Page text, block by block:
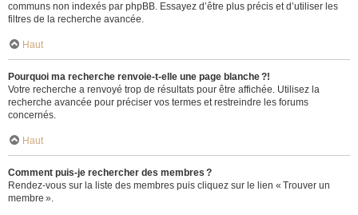
communs non indexés par phpBB. Essayez d’être plus précis et d’utiliser les
filtres de la recherche avancée.
Haut
Pourquoi ma recherche renvoie-t-elle une page blanche ?!
Votre recherche a renvoyé trop de résultats pour être affichée. Utilisez la
recherche avancée pour préciser vos termes et restreindre les forums
concernés.
Haut
Comment puis-je rechercher des membres ?
Rendez-vous sur la liste des membres puis cliquez sur le lien « Trouver un
membre ».